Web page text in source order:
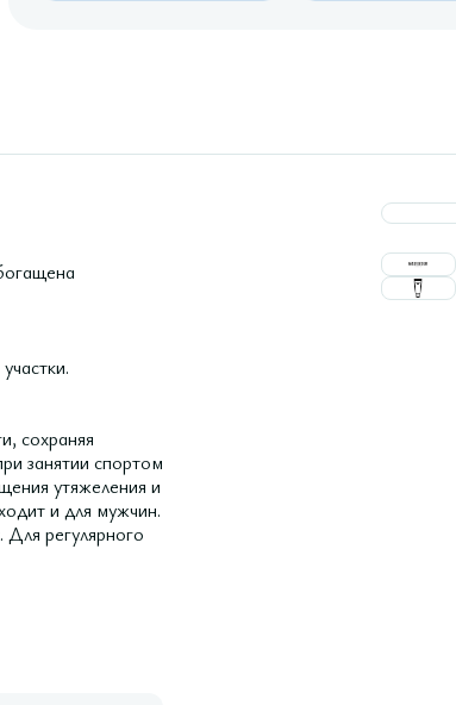
сохраняя
занятии спортом
утяжеления и
и для мужчин.
регулярного